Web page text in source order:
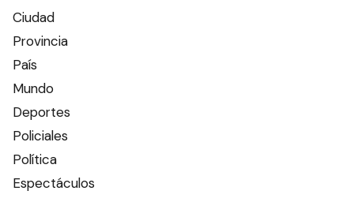
Ciudad
Provincia
País
Mundo
Deportes
Policiales
Política
Espectáculos